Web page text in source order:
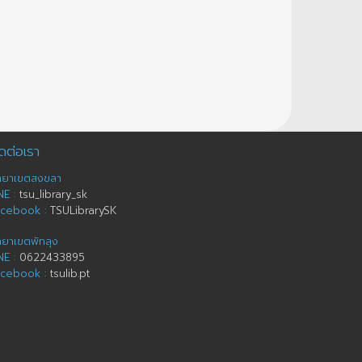
อเรา
าเขตสงขลา
: tsu_library_sk
: TSULibrarySK
าเขตพัทลุง
: 0622433895
: tsulib.pt